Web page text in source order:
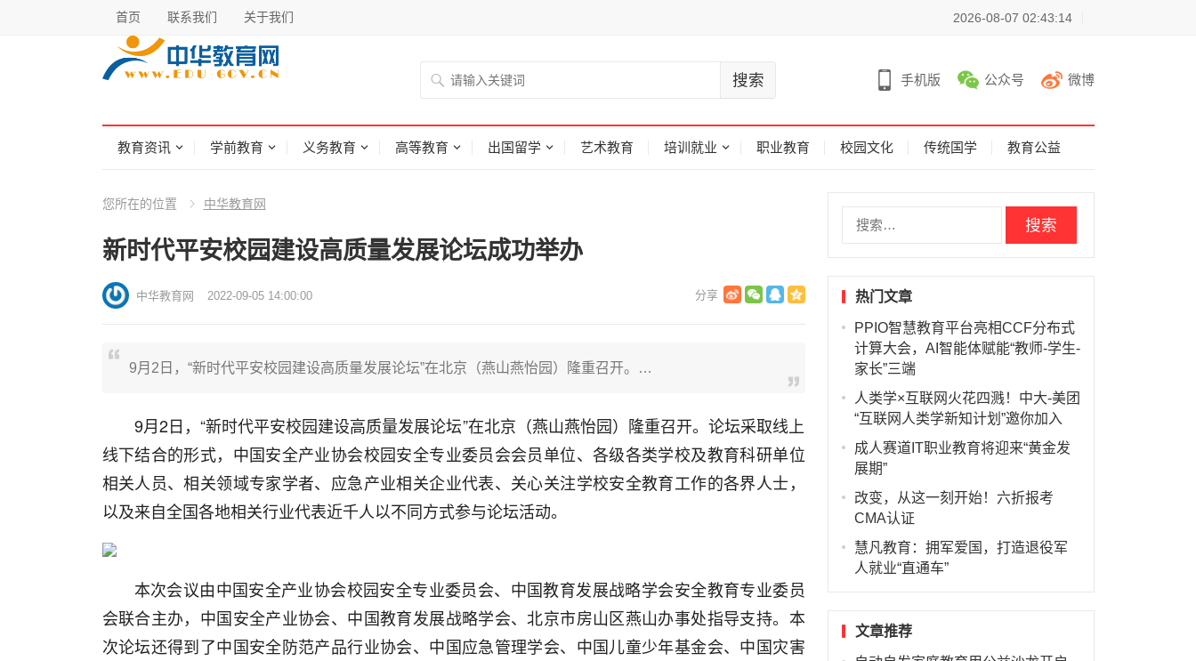
首页 联系我们 关于我们 2026-08-07 02:43:14
手机版 公众号 微博
教育资讯 学前教育 义务教育 高等教育 出国留学 艺术教育 培训就业 职业教育 校园文化 传统国学 教育公益
您所在的位置 中华教育网
新时代平安校园建设高质量发展论坛成功举办
中华教育网 2022-09-05 14:00:00
9月2日，“新时代平安校园建设高质量发展论坛”在北京（燕山燕怡园）隆重召开。…
9月2日，“新时代平安校园建设高质量发展论坛”在北京（燕山燕怡园）隆重召开。论坛采取线上
线下结合的形式，中国安全产业协会校园安全专业委员会会员单位、各级各类学校及教育科研单位
相关人员、相关领域专家学者、应急产业相关企业代表、关心关注学校安全教育工作的各界人士，
以及来自全国各地相关行业代表近千人以不同方式参与论坛活动。
本次会议由中国安全产业协会校园安全专业委员会、中国教育发展战略学会安全教育专业委员
会联合主办，中国安全产业协会、中国教育发展战略学会、北京市房山区燕山办事处指导支持。本
次论坛还得到了中国安全防范产品行业协会、中国应急管理学会、中国儿童少年基金会、中国灾害
热门文章
PPIO智慧教育平台亮相CCF分布式
计算大会，AI智能体赋能“教师-学生-
家长”三端
人类学×互联网火花四溅！中大-美团
“互联网人类学新知计划”邀你加入
成人赛道IT职业教育将迎来“黄金发
展期”
改变，从这一刻开始！六折报考
CMA认证
慧凡教育：拥军爱国，打造退役军
人就业“直通车”
文章推荐